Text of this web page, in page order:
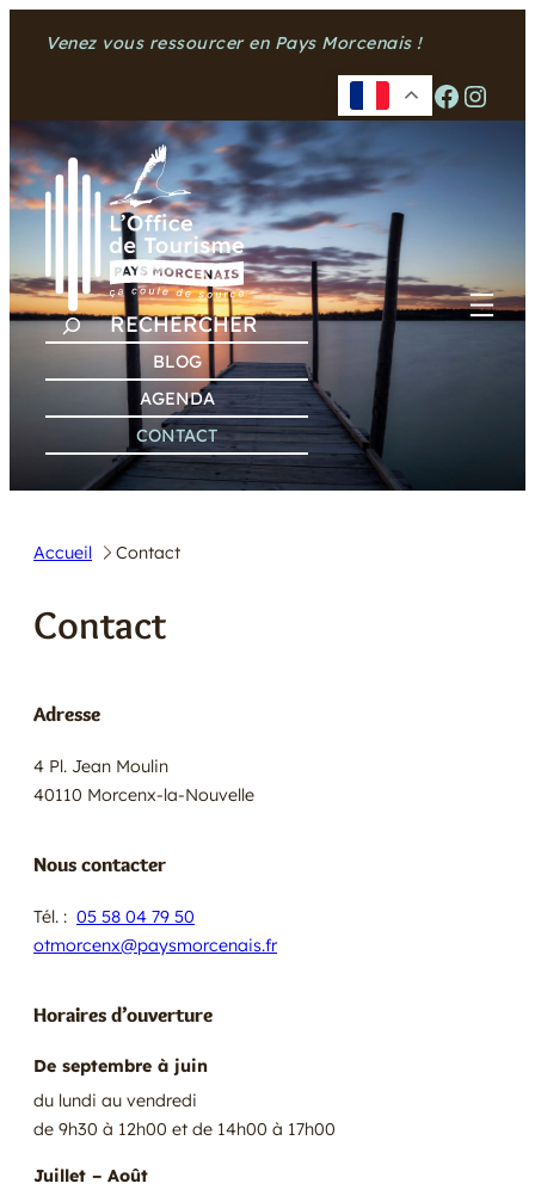
Venez vous ressourcer en Pays Morcenais !
Facebook Instagram
R
C
H
E
BLOG
AGENDA
CONTACT
Accueil Contact
Contact
Adresse
4 Pl. Jean Moulin
40110 Morcenx-la-Nouvelle
Nous contacter
Tél. : 05 58 04 79 50
otmorcenx@paysmorcenais.fr
Horaires d’ouverture
De septembre à juin
du lundi au vendredi
de 9h30 à 12h00 et de 14h00 à 17h00
Juillet – Août